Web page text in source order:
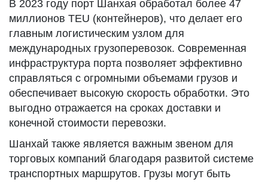
В 2023 году порт Шанхая обработал более 47
миллионов TEU (контейнеров), что делает его
главным логистическим узлом для
международных грузоперевозок. Современная
инфраструктура порта позволяет эффективно
справляться с огромными объемами грузов и
обеспечивает высокую скорость обработки. Это
выгодно отражается на сроках доставки и
конечной стоимости перевозки.
Шанхай также является важным звеном для
торговых компаний благодаря развитой системе
транспортных маршрутов. Грузы могут быть